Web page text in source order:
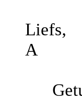
Liefs,
A